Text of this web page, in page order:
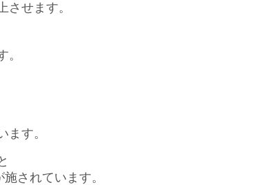
せます。
す。
されています。